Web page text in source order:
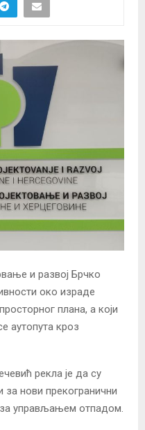
и развој Брчко
око израде
плана, а који
аутопута кроз
рекла је да су
за нови прекогранични
управљањем отпадом.